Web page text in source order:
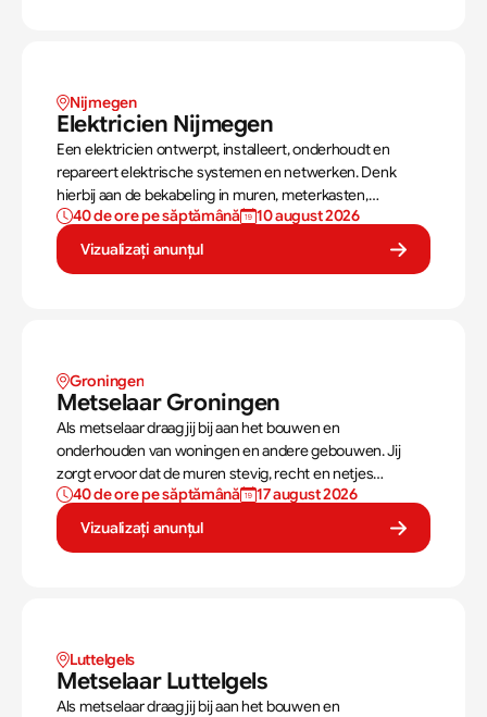
Nijmegen
Elektricien Nijmegen
Een elektricien ontwerpt, installeert, onderhoudt en
repareert elektrische systemen en netwerken. Denk
hierbij aan de bekabeling in muren, meterkasten,
verlichting, stopcontacten. Ook het verhelpen van
stroomstoringen is een belangrijke taak.
40 de ore pe săptămână
10 august 2026
Vizualizați anunțul
Groningen
Metselaar Groningen
Als metselaar draag jij bij aan het bouwen en
onderhouden van woningen en andere gebouwen. Jij
zorgt ervoor dat de muren stevig, recht en netjes
opgebouwd worden. Aan de hand van een bouwtekening
weet jij precies hoe een muur gebouwd moet worden. Als
metselaar kan je alleen werken of in een team je steentje
40 de ore pe săptămână
17 august 2026
Vizualizați anunțul
Luttelgels
Metselaar Luttelgels
Als metselaar draag jij bij aan het bouwen en